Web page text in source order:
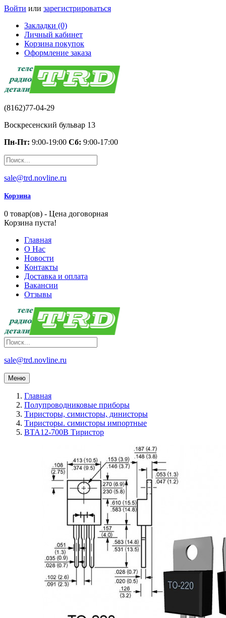
Войти или зарегистрироваться
Закладки (0)
Личный кабинет
Корзина покупок
Оформление заказа
(8162)77-04-29
Воскресенский бульвар 13
Пн-Пт: 9:00-19:00 Сб: 9:00-17:00
sale@trd.novline.ru
Корзина
0 товар(ов) - Цена договорная
Корзина пуста!
Главная
О Нас
Новости
Контакты
Доставка и оплата
Вакансии
Отзывы
sale@trd.novline.ru
Меню
Главная
Полупроводниковые приборы
Тиристоры, симисторы, динисторы
Тиристоры. симисторы импортные
BTA12-700B Тиристор